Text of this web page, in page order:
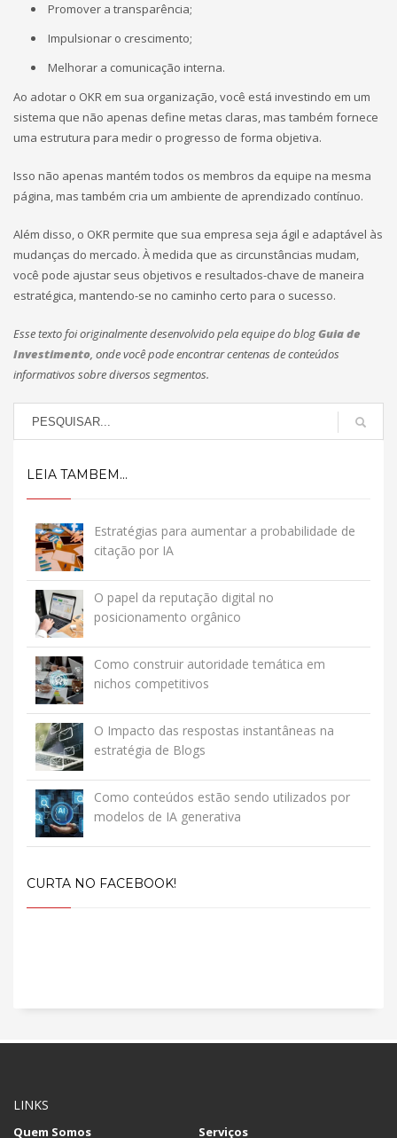
Promover a transparência;
Impulsionar o crescimento;
Melhorar a comunicação interna.
Ao adotar o OKR em sua organização, você está investindo em um
sistema que não apenas define metas claras, mas também fornece
uma estrutura para medir o progresso de forma objetiva.
Isso não apenas mantém todos os membros da equipe na mesma
página, mas também cria um ambiente de aprendizado contínuo.
Além disso, o OKR permite que sua empresa seja ágil e adaptável às
mudanças do mercado. À medida que as circunstâncias mudam,
você pode ajustar seus objetivos e resultados-chave de maneira
estratégica, mantendo-se no caminho certo para o sucesso.
Esse texto foi originalmente desenvolvido pela equipe do blogGuia de
Investimento, onde você pode encontrar centenas de conteúdos
informativos sobre diversos segmentos.
LEIA TAMBEM...
Estratégias para aumentar a probabilidade de
citação por IA
O papel da reputação digital no
posicionamento orgânico
Como construir autoridade temática em
nichos competitivos
O Impacto das respostas instantâneas na
estratégia de Blogs
Como conteúdos estão sendo utilizados por
modelos de IA generativa
CURTA NO FACEBOOK!
LINKS
Quem Somos Serviços